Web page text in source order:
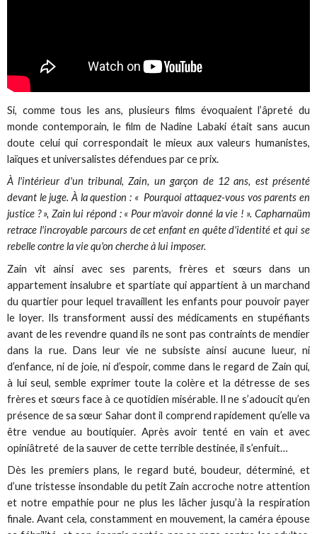
Si, comme tous les ans, plusieurs films évoquaient l’âpreté du
monde contemporain, le film de Nadine Labaki était sans aucun
doute celui qui correspondait le mieux aux valeurs humanistes,
laïques et universalistes défendues par ce prix.
À l'intérieur d'un tribunal, Zain, un garçon de 12 ans, est présenté
devant le juge. À la question : « Pourquoi attaquez-vous vos parents en
justice ? », Zain lui répond : « Pour m'avoir donné la vie ! ». Capharnaüm
retrace l'incroyable parcours de cet enfant en quête d'identité et qui se
rebelle contre la vie qu'on cherche à lui imposer.
Zain vit ainsi avec ses parents, frères et sœurs dans un
appartement insalubre et spartiate qui appartient à un marchand
du quartier pour lequel travaillent les enfants pour pouvoir payer
le loyer. Ils transforment aussi des médicaments en stupéfiants
avant de les revendre quand ils ne sont pas contraints de mendier
dans la rue. Dans leur vie ne subsiste ainsi aucune lueur, ni
d’enfance, ni de joie, ni d’espoir, comme dans le regard de Zain qui,
à lui seul, semble exprimer toute la colère et la détresse de ses
frères et sœurs face à ce quotidien misérable. Il ne s’adoucit qu’en
présence de sa sœur Sahar dont il comprend rapidement qu’elle va
être vendue au boutiquier. Après avoir tenté en vain et avec
opiniâtreté de la sauver de cette terrible destinée, il s’enfuit…
Dès les premiers plans, le regard buté, boudeur, déterminé, et
d’une tristesse insondable du petit Zain accroche notre attention
et notre empathie pour ne plus les lâcher jusqu’à la respiration
finale. Avant cela, constamment en mouvement, la caméra épouse